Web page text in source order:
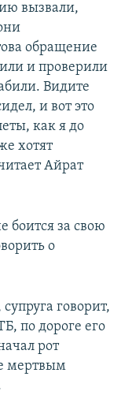
вызвали,
обращение
и проверили
Видите
и вот это
как я до
хотят
Айрат
боится за свою
о
говорит,
по дороге его
рот
мертвым